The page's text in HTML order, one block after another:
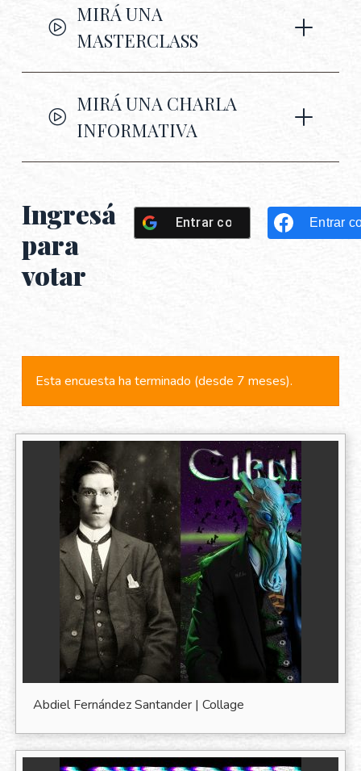
MIRÁ UNA
MASTERCLASS
MIRÁ UNA CHARLA
INFORMATIVA
Ingresá
para
votar
Entrar con Google Entrar
Esta encuesta ha terminado (desde 7 meses).
Abdiel Fernández Santander | Collage